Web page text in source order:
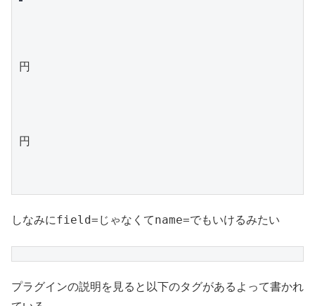
円
円
しなみにfield= じゃなくてname=でもいけるみたい
プラグインの説明を見ると以下のタグがあるよって書かれ